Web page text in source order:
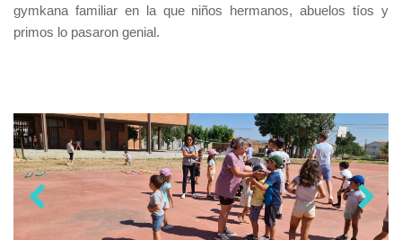
gymkana familiar en la que niños hermanos, abuelos tíos y
primos lo pasaron genial.